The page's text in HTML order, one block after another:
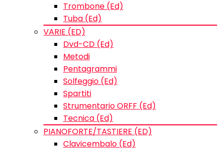
Trombone (Ed)
Tuba (Ed)
VARIE (ED)
Dvd-CD (Ed)
Metodi
Pentagrammi
Solfeggio (Ed)
Spartiti
Strumentario ORFF (Ed)
Tecnica (Ed)
PIANOFORTE/TASTIERE (ED)
Clavicembalo (Ed)